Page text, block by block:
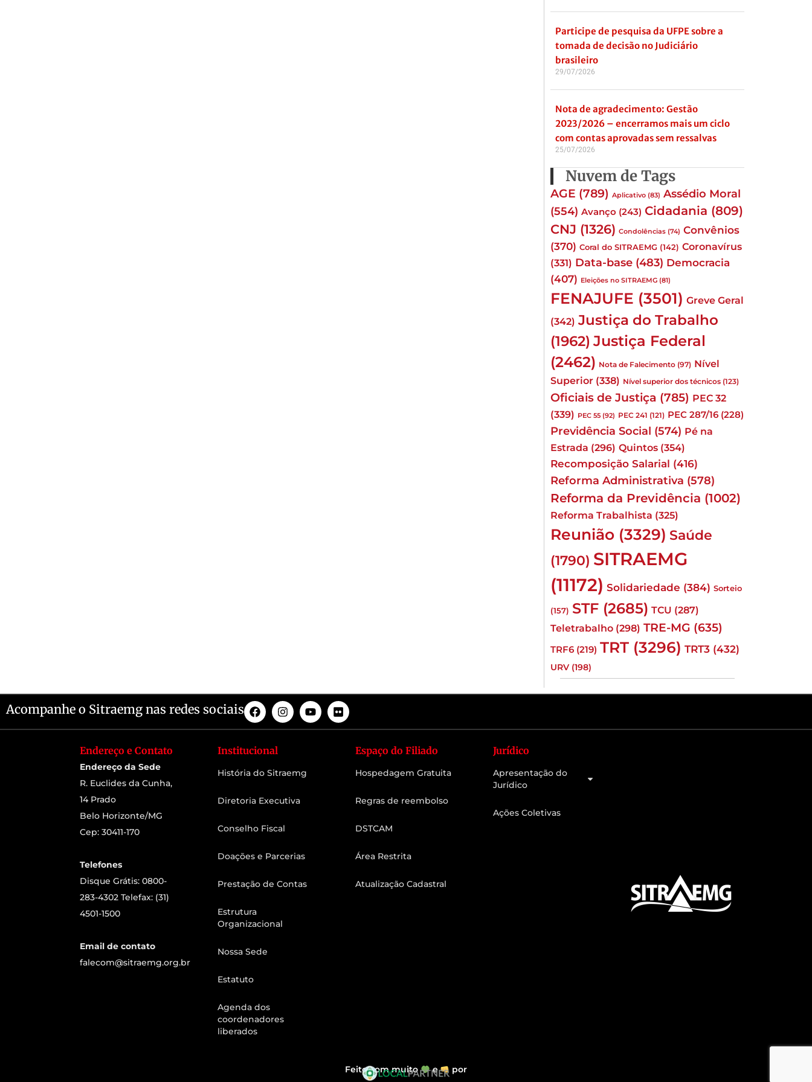
Participe de pesquisa da UFPE sobre a
tomada de decisão no Judiciário
brasileiro
29/07/2026
Nota de agradecimento: Gestão
2023/2026 – encerramos mais um ciclo
com contas aprovadas sem ressalvas
25/07/2026
Nuvem de Tags
AGE (789) Aplicativo (83) Assédio Moral
(554) Avanço (243) Cidadania (809)
CNJ (1326) Condolências (74) Convênios
(370) Coral do SITRAEMG (142) Coronavírus
(331) Data-base (483) Democracia
(407) Eleições no SITRAEMG (81)
FENAJUFE (3501) Greve Geral
(342) Justiça do Trabalho
(1962) Justiça Federal
(2462) Nota de Falecimento (97) Nível
Superior (338) Nível superior dos técnicos (123)
Oficiais de Justiça (785) PEC 32
(339) PEC 55 (92) PEC 241 (121) PEC 287/16 (228)
Previdência Social (574) Pé na
Estrada (296) Quintos (354)
Recomposição Salarial (416)
Reforma Administrativa (578)
Reforma da Previdência (1002)
Reforma Trabalhista (325)
Reunião (3329) Saúde
(1790) SITRAEMG
(11172) Solidariedade (384) Sorteio
(157) STF (2685) TCU (287)
Teletrabalho (298) TRE-MG (635)
TRF6 (219) TRT (3296) TRT3 (432)
URV (198)
Acompanhe o Sitraemg nas redes sociais
Endereço e Contato
Endereço da Sede
R. Euclides da Cunha,
14 Prado
Belo Horizonte/MG
Cep: 30411-170
Telefones
Disque Grátis: 0800-
283-4302 Telefax: (31)
4501-1500
Email de contato
falecom@sitraemg.org.br
Institucional
História do Sitraemg
Diretoria Executiva
Conselho Fiscal
Doações e Parcerias
Prestação de Contas
Estrutura
Organizacional
Nossa Sede
Estatuto
Agenda dos
coordenadores
liberados
Espaço do Filiado
Hospedagem Gratuita
Regras de reembolso
DSTCAM
Área Restrita
Atualização Cadastral
Jurídico
Apresentação do
Jurídico
Ações Coletivas
Feito com muito e por